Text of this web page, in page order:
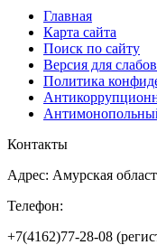
Главная
Карта сайта
Поиск по сайту
Версия для
Политика
Контакты
Адрес: Амурская
Телефон:
+7(4162)77-28-08